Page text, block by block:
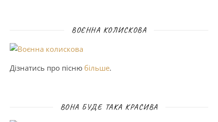
ВОЄННА КОЛИСКОВА
Дізнатись про пісню більше.
ВОНА БУДЕ ТАКА КРАСИВА